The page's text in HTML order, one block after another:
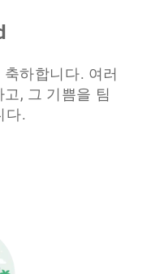
하합니다. 여러
, 그 기쁨을 팀
다.